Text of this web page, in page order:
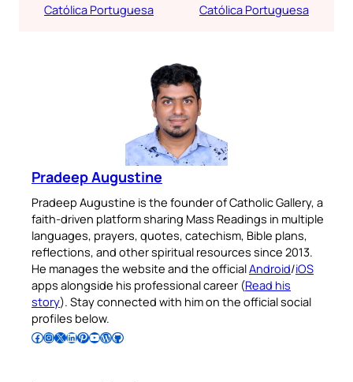
Católica Portuguesa
Católica Portuguesa
Pradeep Augustine
Pradeep Augustine is the founder of Catholic Gallery, a
faith-driven platform sharing Mass Readings in multiple
languages, prayers, quotes, catechism, Bible plans,
reflections, and other spiritual resources since 2013.
He manages the website and the officialAndroid/iOS
apps alongside his professional career (Read his
story). Stay connected with him on the official social
profiles below.
Follow Pradeep on Facebook Follow Pradeep on InstagramFollow Pradeep on X Follow Pradeep on LinkedIn Follow Pradeep on Pinterest Subscribe to Pradeep’s Youtube Channel Follow Pradeep on WordPress Follow Pradeep on GitHub